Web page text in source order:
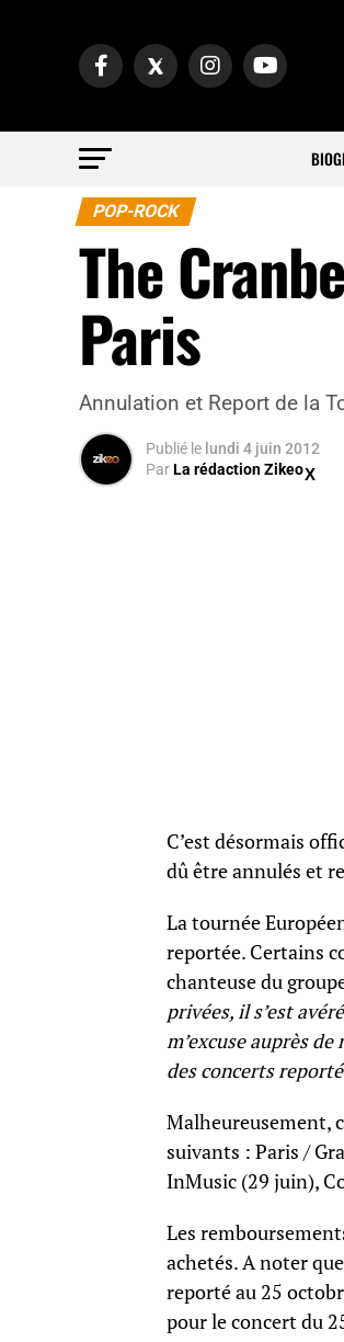
POP-ROCK
The
Paris
Annulation et Report de la
Publié le lundi 4 juin 2012
ParLa rédaction Zikeo
C’est désormais
dû être annulés et
La tournée
reportée. Certains
chanteuse du
privées, il s’est
m’excuse auprès
des concerts
Malheureusement,
suivants : Paris /
InMusic (29 juin),
Les
achetés. A noter
reporté au 25
pour le concert du